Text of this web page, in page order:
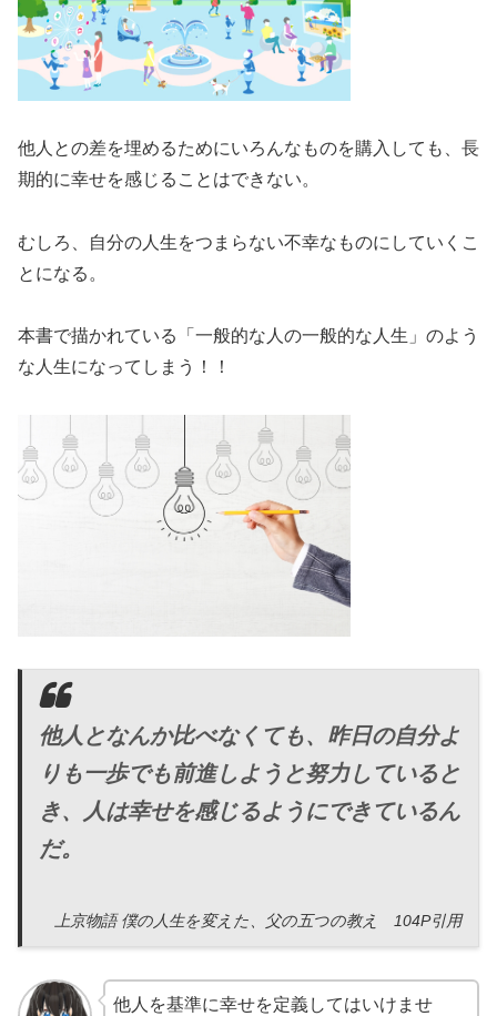
他人との差を埋めるためにいろんなものを購入しても、長
期的に幸せを感じることはできない。
むしろ、自分の人生をつまらない不幸なものにしていくこ
とになる。
本書で描かれている「一般的な人の一般的な人生」のよう
な人生になってしまう！！
他人となんか比べなくても、昨日の自分よ
りも一歩でも前進しようと努力していると
き、人は幸せを感じるようにできているん
だ。
上京物語 僕の人生を変えた、父の五つの教え 104P引用
他人を基準に幸せを定義してはいけませ